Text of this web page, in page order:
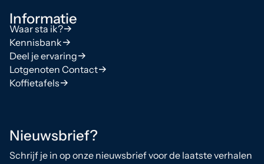
Informatie
Waar sta ik?
Kennisbank
Deel je ervaring
Lotgenoten Contact
Koffietafels
Nieuwsbrief?
Schrijf je in op onze nieuwsbrief voor de laatste verhalen